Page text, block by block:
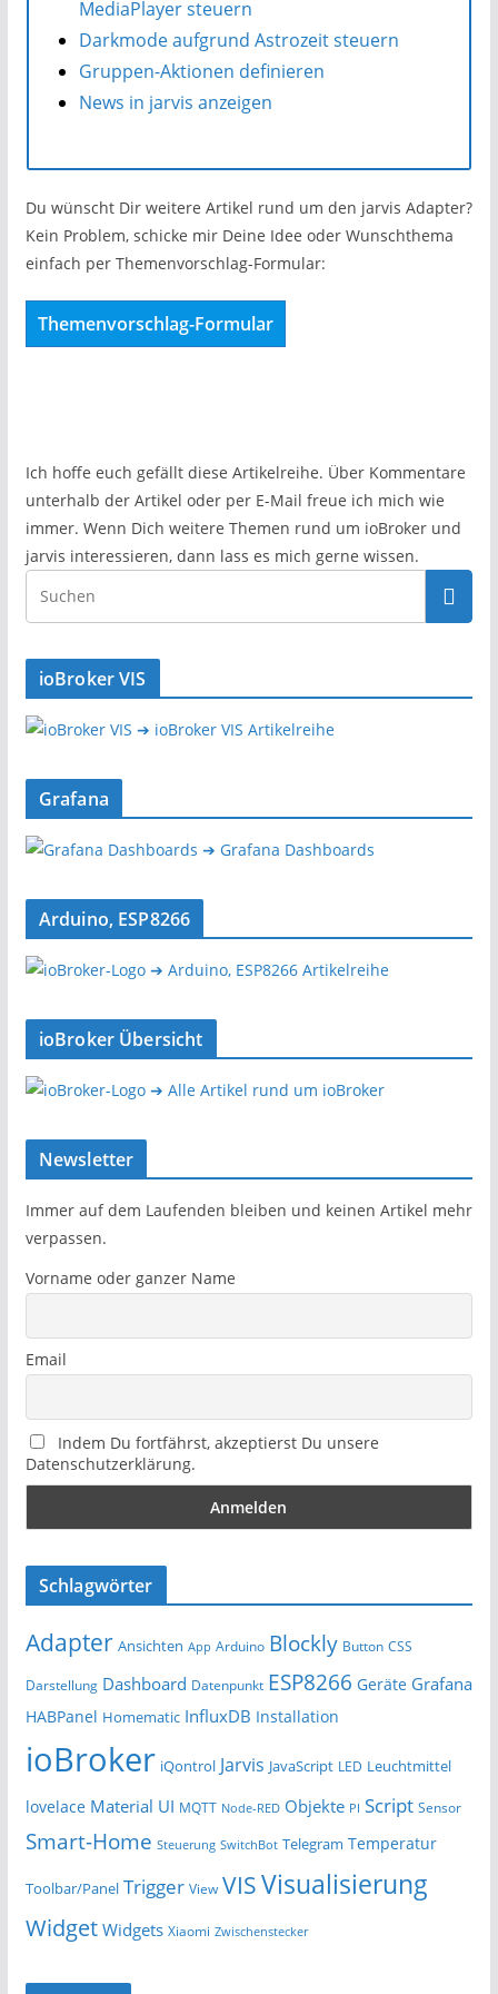
MediaPlayer steuern
Darkmode aufgrund Astrozeit steuern
Gruppen-Aktionen definieren
News in jarvis anzeigen
Du wünscht Dir weitere Artikel rund um den jarvis Adapter?
Kein Problem, schicke mir Deine Idee oder Wunschthema
einfach per Themenvorschlag-Formular:
Themenvorschlag-Formular
Ich hoffe euch gefällt diese Artikelreihe. Über Kommentare
unterhalb der Artikel oder per E-Mail freue ich mich wie
immer. Wenn Dich weitere Themen rund um ioBroker und
jarvis interessieren, dann lass es mich gerne wissen.
ioBroker VIS
➔ ioBroker VIS Artikelreihe
Grafana
➔ Grafana Dashboards
Arduino, ESP8266
➔ Arduino, ESP8266 Artikelreihe
ioBroker Übersicht
➔ Alle Artikel rund um ioBroker
Newsletter
Immer auf dem Laufenden bleiben und keinen Artikel mehr
verpassen.
Vorname oder ganzer Name
Email
Indem Du fortfährst, akzeptierst Du unsere
Datenschutzerklärung.
Schlagwörter
Adapter Ansichten App Arduino Blockly Button CSS
Darstellung Dashboard Datenpunkt ESP8266 Geräte Grafana
HABPanel Homematic InfluxDB Installation
ioBroker iQontrol Jarvis JavaScript LED Leuchtmittel
lovelace Material UI MQTT Node-RED Objekte PI Script Sensor
Smart-Home Steuerung SwitchBot Telegram Temperatur
Toolbar/Panel Trigger View VISVisualisierung
Widget Widgets Xiaomi Zwischenstecker